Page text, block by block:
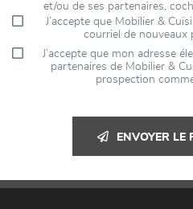
et/ou de ses partenaires,
J’accepte que Mobilier &
courriel de nouveaux
J’accepte que mon adresse
partenaires de Mobilier &
prospection
ENVOYER LE